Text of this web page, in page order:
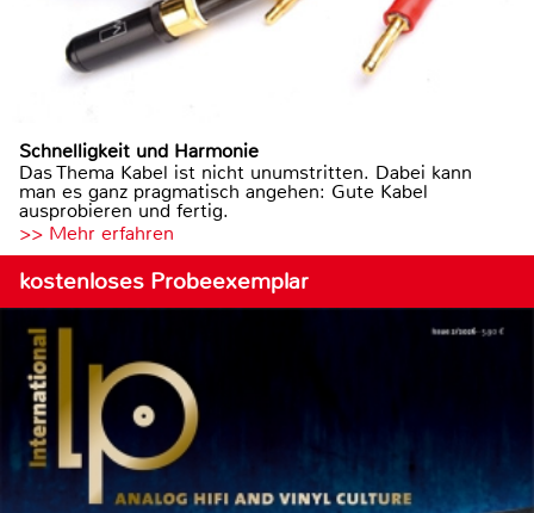
Schnelligkeit und Harmonie
Das Thema Kabel ist nicht unumstritten. Dabei kann
man es ganz pragmatisch angehen: Gute Kabel
ausprobieren und fertig.
>> Mehr erfahren
kostenloses Probeexemplar